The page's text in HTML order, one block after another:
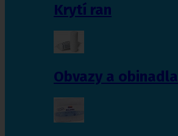
Krytí ran
Obvazy a obinadla